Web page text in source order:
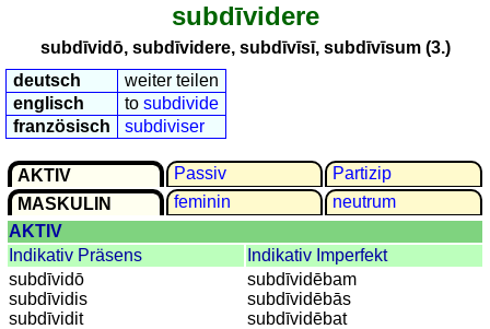
Gehirntraining: Funde aus der Römerzeit
Erkenne römische Zahlen
Rechnen mit römischen Zahlen
Puzzle
Gehirntraining:
Funde
aus
Römerzeit
Erkenne
römische
Zahlen
Rechnen
mit
subdīvidere
subdīvidō, subdīvidere, subdīvīsī, subdīvīsum (3.)
deutsch
weiter teilen
englisch
to subdivide
französisch
subdiviser
AKTIV Passiv
Partizip
MASKULIN
feminin
neutrum
AKTIV
Indikativ Präsens
Indikativ Imperfekt
subdīvidō
subdīvidis
subdīvidit
subdīvidēbam
subdīvidēbās
subdīvidēbat